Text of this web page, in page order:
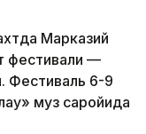
Марказий
фестивали —
Фестиваль 6-9
муз саройида